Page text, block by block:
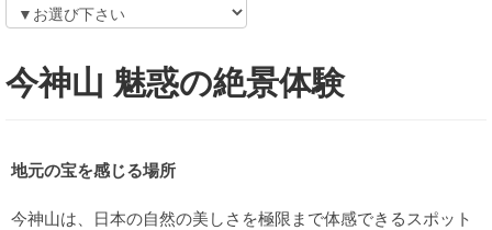
今神山 魅惑の絶景体験
地元の宝を感じる場所
今神山は、日本の自然の美しさを極限まで体感できるスポット